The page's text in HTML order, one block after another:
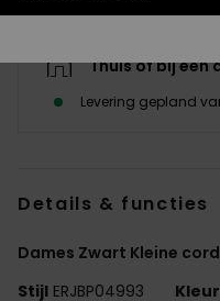
Thuis of bij een
Levering gepland
Details & functies
Dames Zwart Kleine
Stijl ERJBP04993